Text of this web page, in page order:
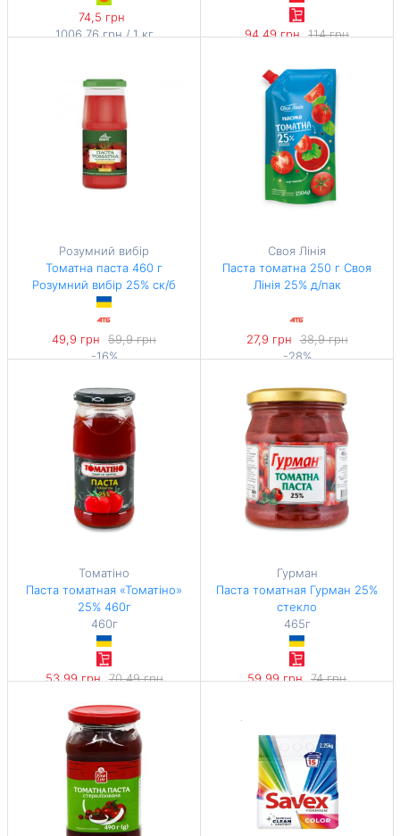
74,5 грн
1006,76 грн / 1 кг
94,49 грн 114 грн
104,99 грн / 1 л
Розумний вибір
Томатна паста 460 г
Розумний вибір 25% ск/б
49,9 грн
59,9 грн
-16%
Своя Лінія
Паста томатна 250 г Своя
Лінія 25% д/пак
27,9 грн 38,9 грн
-28%
Томатіно
Паста томатная «Томатіно»
25% 460г
460г
53,99 грн 70,49 грн
117,37 грн / 1 кг
Гурман
Паста томатная Гурман 25%
стекло
465г
59,99 грн 74 грн